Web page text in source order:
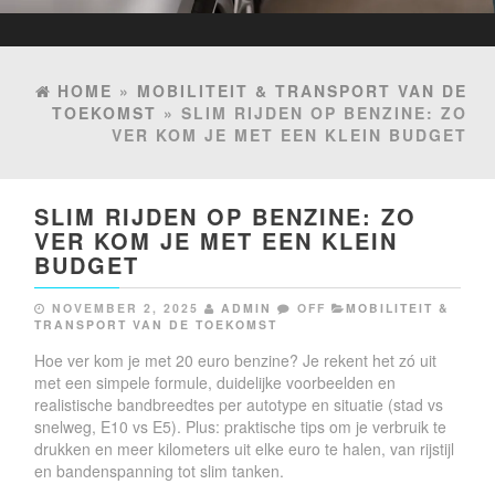
HOME » MOBILITEIT & TRANSPORT VAN DE
TOEKOMST » SLIM RIJDEN OP BENZINE: ZO
VER KOM JE MET EEN KLEIN BUDGET
SLIM RIJDEN OP BENZINE: ZO
VER KOM JE MET EEN KLEIN
BUDGET
NOVEMBER 2, 2025 ADMIN OFF
MOBILITEIT &
TRANSPORT VAN DE TOEKOMST
Hoe ver kom je met 20 euro benzine? Je rekent het zó uit
met een simpele formule, duidelijke voorbeelden en
realistische bandbreedtes per autotype en situatie (stad vs
snelweg, E10 vs E5). Plus: praktische tips om je verbruik te
drukken en meer kilometers uit elke euro te halen, van rijstijl
en bandenspanning tot slim tanken.